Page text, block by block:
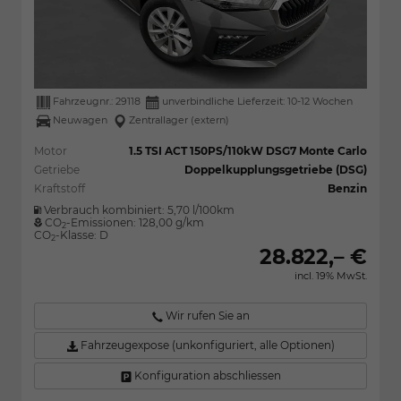
Fahrzeugnr.: 29118
unverbindliche Lieferzeit: 10-12 Wochen
Neuwagen
Zentrallager (extern)
Motor
1.5 TSI ACT 150PS/110kW DSG7 Monte Carlo
Getriebe
Doppelkupplungsgetriebe (DSG)
Kraftstoff
Benzin
Verbrauch kombiniert: 5,70 l/100km
CO2-Emissionen: 128,00 g/km
CO2-Klasse: D
28.822,– €
incl. 19% MwSt.
Wir rufen Sie an
Fahrzeugexpose (unkonfiguriert, alle Optionen)
Konfiguration abschliessen